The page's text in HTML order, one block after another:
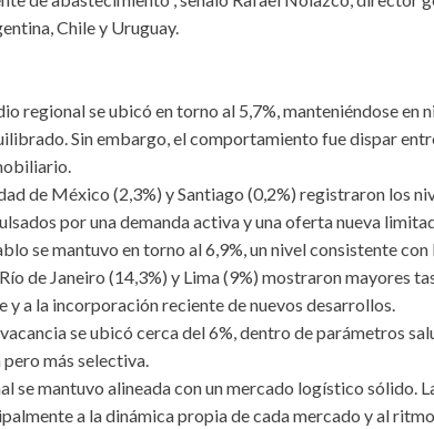
Chile y Uruguay.
regional se ubicó en torno al 5,7%, manteniéndose en
Sin embargo, el comportamiento fue dispar
de México (2,3%) y Santiago (0,2%) registraron los
por una demanda activa y una oferta nueva
se mantuvo en torno al 6,9%, un nivel consistente
de Janeiro (14,3%) y Lima (9%) mostraron mayores
y a la incorporación reciente de nuevos desarrollos.
se ubicó cerca del 6%, dentro de parámetros
más selectiva.
se mantuvo alineada con un mercado logístico sólido.
a la dinámica propia de cada mercado y al